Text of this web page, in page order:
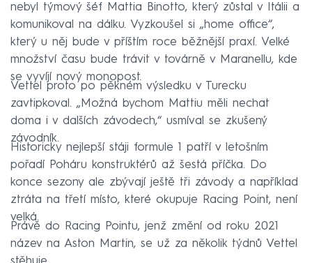
nebyl týmový šéf Mattia Binotto, který zůstal v Itálii a
komunikoval na dálku. Vyzkoušel si „home office“,
který u něj bude v příštím roce běžnější praxí. Velké
množství času bude trávit v továrně v Maranellu, kde
se vyvíjí nový monopost.
Vettel proto po pěkném výsledku v Turecku
zavtipkoval. „Možná bychom Mattiu měli nechat
doma i v dalších závodech,“ usmíval se zkušený
závodník.
Historicky nejlepší stáji formule 1 patří v letošním
pořadí Poháru konstruktérů až šestá příčka. Do
konce sezony ale zbývají ještě tři závody a například
ztráta na třetí místo, které okupuje Racing Point, není
velká.
Právě do Racing Pointu, jenž změní od roku 2021
název na Aston Martin, se už za několik týdnů Vettel